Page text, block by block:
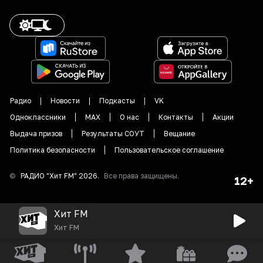
Радио Новости Подкасты
VK
Одноклассники
MAX О нас Контакты
Акции
Выдача призов
Результаты СОУТ
Вещание
Политика безопасности
Пользовательское соглашение
© РАДИО "Хит FM" 2026. Все права защищены. 12+
Хит FM
Хит FM